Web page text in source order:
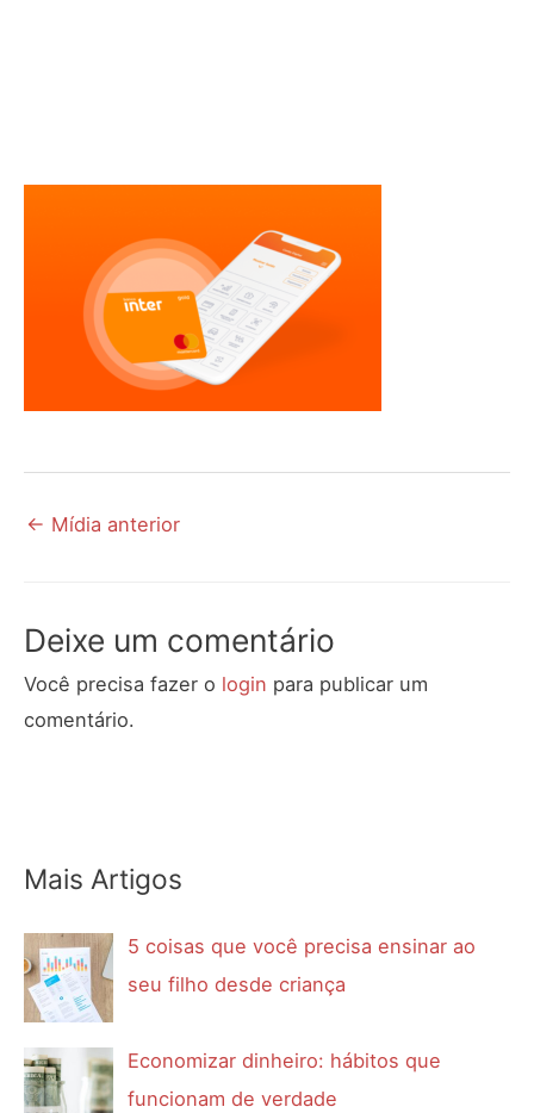
← Mídia anterior
Deixe um comentário
Você precisa fazer o login para publicar um
comentário.
Mais Artigos
5 coisas que você precisa ensinar ao
seu filho desde criança
Economizar dinheiro: hábitos que
funcionam de verdade